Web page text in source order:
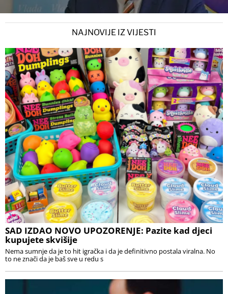
NAJNOVIJE IZ VIJESTI
SAD IZDAO NOVO UPOZORENJE: Pazite kad djeci
kupujete skvišije
Nema sumnje da je to hit igračka i da je definitivno postala viralna. No
to ne znači da je baš sve u redu s